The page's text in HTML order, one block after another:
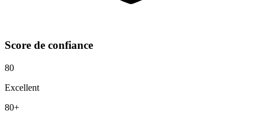
Score de confiance
80
Excellent
80+